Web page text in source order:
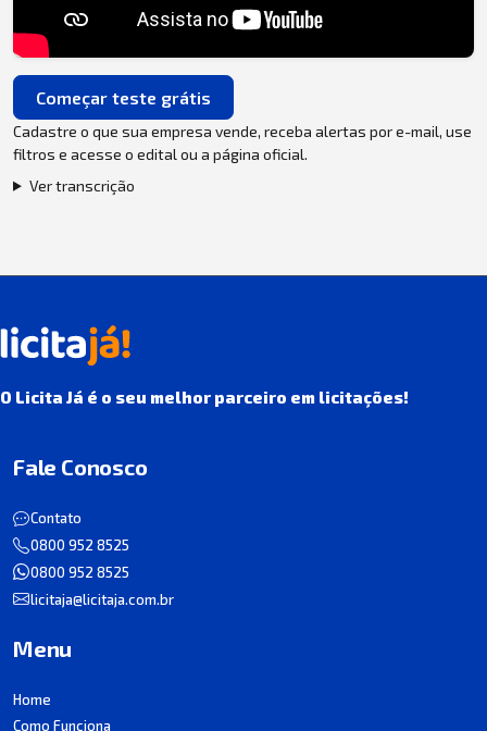
Começar teste grátis
Cadastre o que sua empresa vende, receba alertas por e-mail, use
filtros e acesse o edital ou a página oficial.
Ver transcrição
O Licita Já é o seu melhor parceiro em licitações!
Fale Conosco
Contato
0800 952 8525
0800 952 8525
licitaja@licitaja.com.br
Menu
Home
Como Funciona